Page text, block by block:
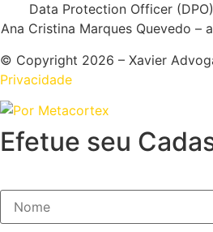
Data Protection Officer
Ana Cristina Marques Quevedo –
© Copyright 2026 – Xavier
Privacidade
Efetue seu